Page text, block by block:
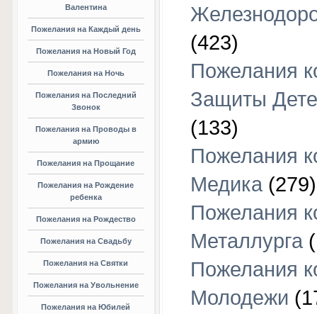
Валентина
Пожелания на Каждый день
Пожелания на Новый Год
Пожелания на Ночь
Пожелания на Последний
Звонок
Пожелания на Проводы в
армию
Пожелания на Прощание
Пожелания на Рождение
ребенка
Пожелания на Рождество
Пожелания на Свадьбу
Пожелания на Святки
Пожелания на Увольнение
Пожелания на Юбилей
(423)
Пожелания
Защиты
(133)
Пожелания
Медика (279)
Пожелания
Металлурга
Пожелания
Молодежи